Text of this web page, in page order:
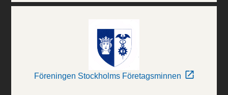
Föreningen Stockholms Företagsminnen